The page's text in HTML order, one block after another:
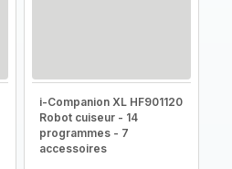
i-Companion XL HF901120
Robot cuiseur - 14
programmes - 7
accessoires